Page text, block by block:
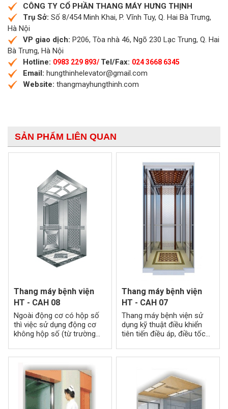
CÔNG TY CỔ PHẦN THANG MÁY HƯNG THỊNH
Trụ Sở: Số 8/454 Minh Khai, P. Vĩnh Tuy, Q. Hai Bà Trưng,
Hà Nội
VP giao dịch: P206, Tòa nhà 46, Ngõ 230 Lạc Trung, Q. Hai
Bà Trưng, Hà Nội
Hotline: 0983 229 893/ Tel/Fax: 024 3668 6345
Email: hungthinhelevator@gmail.com
Website: thangmayhungthinh.com
SẢN PHẨM LIÊN QUAN
Thang máy bệnh viện
HT - CAH 08
Ngoài động cơ có hộp số
thì việc sử dụng động cơ
không hộp số (từ trường
khiển biên độ giao động
số.
Thang máy bệnh viện
HT - CAH 07
Thang máy bệnh viện sử
dụng kỹ thuật điều khiển
tiên tiến điều áp, điều tốc
điện hoạt động ổn định là
quan trọng nhất trong toàn